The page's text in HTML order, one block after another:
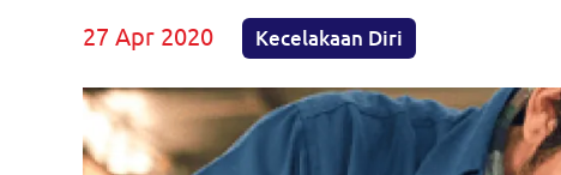
27 Apr 2020 Kecelakaan Diri